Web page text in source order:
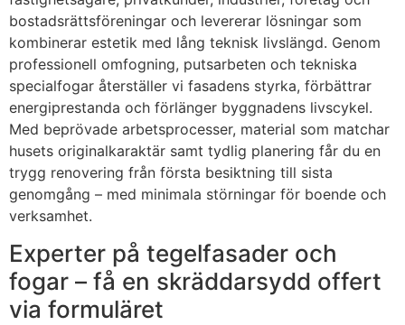
bostadsrättsföreningar och levererar lösningar som
kombinerar estetik med lång teknisk livslängd. Genom
professionell omfogning, putsarbeten och tekniska
specialfogar återställer vi fasadens styrka, förbättrar
energiprestanda och förlänger byggnadens livscykel.
Med beprövade arbetsprocesser, material som matchar
husets originalkaraktär samt tydlig planering får du en
trygg renovering från första besiktning till sista
genomgång – med minimala störningar för boende och
verksamhet.
Experter på tegelfasader och
fogar – få en skräddarsydd offert
via formuläret